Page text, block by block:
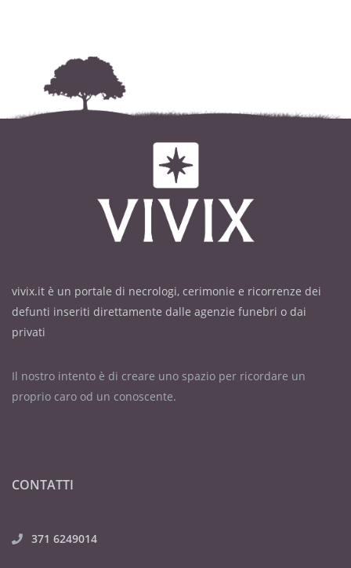
vivix.it è un portale di necrologi, cerimonie e ricorrenze dei
defunti inseriti direttamente dalle agenzie funebri o dai
privati
Il nostro intento è di creare uno spazio per ricordare un
proprio caro od un conoscente.
CONTATTI
371 6249014